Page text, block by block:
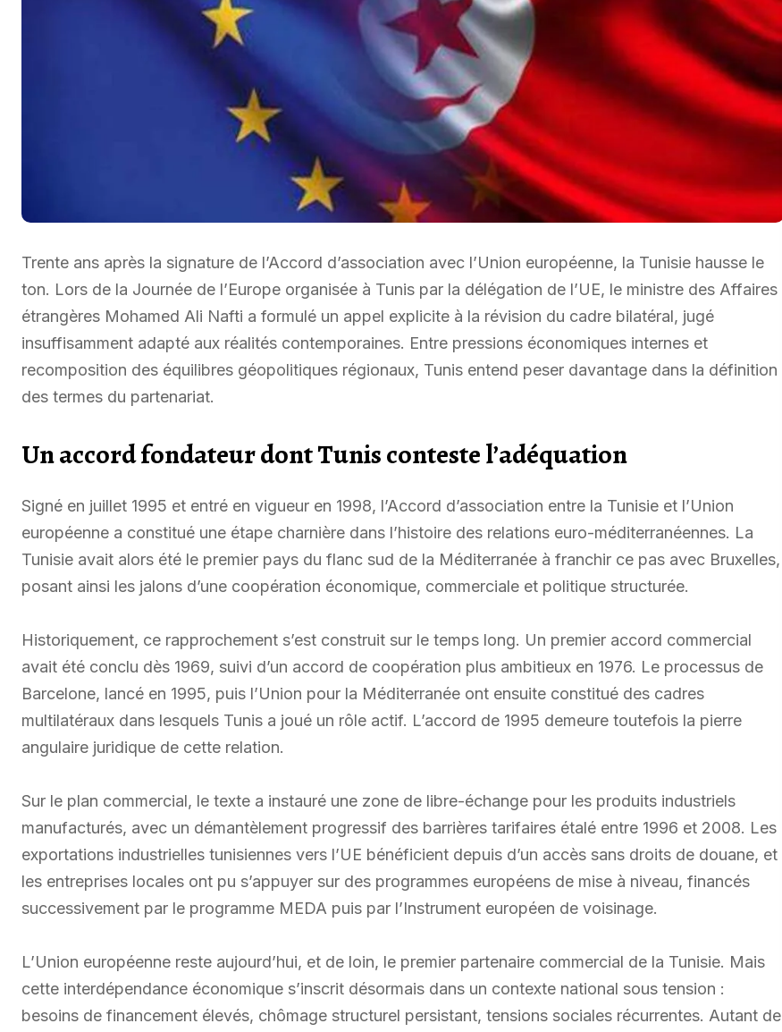
Trente ans après la signature de l’Accord d’association avec l’Union européenne, la Tunisie hausse le
ton. Lors de la Journée de l’Europe organisée à Tunis par la délégation de l’UE, le ministre des Affaires
étrangères Mohamed Ali Nafti a formulé un appel explicite à la révision du cadre bilatéral, jugé
insuffisamment adapté aux réalités contemporaines. Entre pressions économiques internes et
recomposition des équilibres géopolitiques régionaux, Tunis entend peser davantage dans la définition
des termes du partenariat.
Un accord fondateur dont Tunis conteste l’adéquation
Signé en juillet 1995 et entré en vigueur en 1998, l’Accord d’association entre la Tunisie et l’Union
européenne a constitué une étape charnière dans l’histoire des relations euro-méditerranéennes. La
Tunisie avait alors été le premier pays du flanc sud de la Méditerranée à franchir ce pas avec Bruxelles,
posant ainsi les jalons d’une coopération économique, commerciale et politique structurée.
Historiquement, ce rapprochement s’est construit sur le temps long. Un premier accord commercial
avait été conclu dès 1969, suivi d’un accord de coopération plus ambitieux en 1976. Le processus de
Barcelone, lancé en 1995, puis l’Union pour la Méditerranée ont ensuite constitué des cadres
multilatéraux dans lesquels Tunis a joué un rôle actif. L’accord de 1995 demeure toutefois la pierre
angulaire juridique de cette relation.
Sur le plan commercial, le texte a instauré une zone de libre-échange pour les produits industriels
manufacturés, avec un démantèlement progressif des barrières tarifaires étalé entre 1996 et 2008. Les
exportations industrielles tunisiennes vers l’UE bénéficient depuis d’un accès sans droits de douane, et
les entreprises locales ont pu s’appuyer sur des programmes européens de mise à niveau, financés
successivement par le programme MEDA puis par l’Instrument européen de voisinage.
L’Union européenne reste aujourd’hui, et de loin, le premier partenaire commercial de la Tunisie. Mais
cette interdépendance économique s’inscrit désormais dans un contexte national sous tension :
besoins de financement élevés, chômage structurel persistant, tensions sociales récurrentes. Autant de